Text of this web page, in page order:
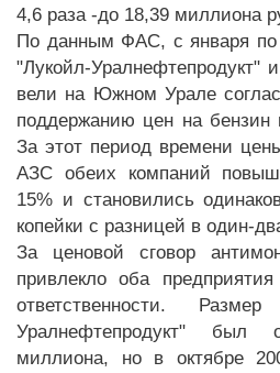
4,6 раза -до 18,39 миллиона
По данным ФАС, с января
"Лукойл-
вели на Южном Урале
поддержанию цен на бензин
За этот период времени
АЗС обеих компаний
15% и становились
копейки с разницей в один-
За ценовой сговор
привлекло оба
ответственности.
Уралнефтепродукт" был
миллиона, но в октябре